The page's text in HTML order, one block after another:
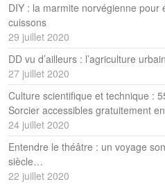
DIY : la marmite norvégienne pour
cuissons
29 juillet 2020
DD vu d’ailleurs : l’agriculture
27 juillet 2020
Culture scientifique et technique :
Sorcier accessibles gratuitement
24 juillet 2020
Entendre le théâtre : un voyage
siècle…
22 juillet 2020